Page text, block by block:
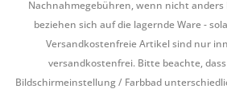
Nachnahmegebühren, wenn nicht anders
beziehen sich auf die lagernde Ware -
Versandkostenfreie Artikel sind nur
versandkostenfrei. Bitte beachte,
Bildschirmeinstellung / Farbbad